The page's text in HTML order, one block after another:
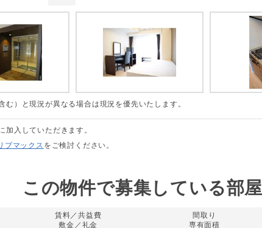
）と現況が異なる場合は現況を優先いたします。
入していただきます。
ブマックス をご検討ください。
この物件で募集している部屋
賃料／共益費
敷金／礼金
間取り
専有面積